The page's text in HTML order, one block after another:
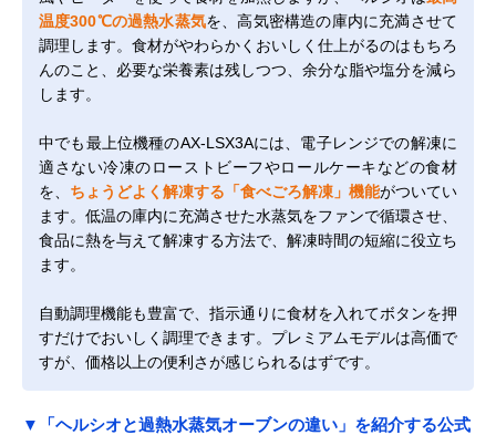
温度300℃の過熱水蒸気を、高気密構造の庫内に充満させて
調理します。食材がやわらかくおいしく仕上がるのはもちろ
んのこと、必要な栄養素は残しつつ、余分な脂や塩分を減ら
します。
中でも最上位機種のAX-LSX3Aには、電子レンジでの解凍に
適さない冷凍のローストビーフやロールケーキなどの食材
を、 ちょうどよく解凍する「食べごろ解凍」機能がついてい
ます。低温の庫内に充満させた水蒸気をファンで循環させ、
食品に熱を与えて解凍する方法で、解凍時間の短縮に役立ち
ます。
自動調理機能も豊富で、指示通りに食材を入れてボタンを押
すだけでおいしく調理できます。プレミアムモデルは高価で
すが、価格以上の便利さが感じられるはずです。
▼「ヘルシオと過熱水蒸気オーブンの違い」を紹介する公式